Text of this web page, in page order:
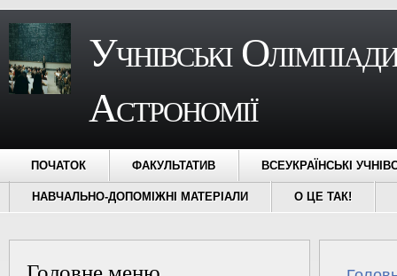
Учнівські
Астрономії
ПОЧАТОК ФАКУЛЬТАТИВ ВСЕУКРАЇНСЬКІ
НАВЧАЛЬНО-ДОПОМІЖНІ МАТЕРІАЛИ О ЦЕ ТАК!